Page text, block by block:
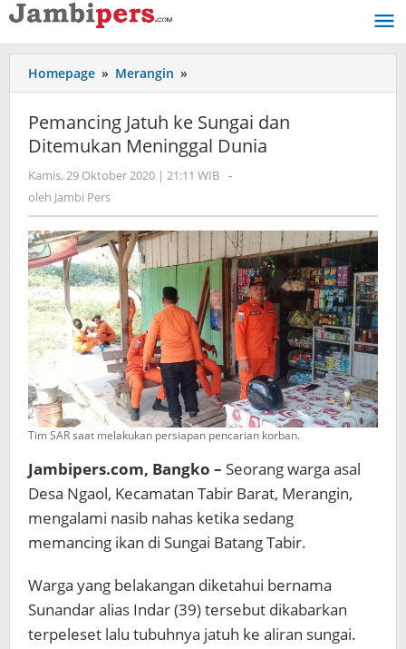
Lewati
ke
konten
Homepage » Merangin »
Jatuh
Sungai
dan
Ditemukan
Pemancing Jatuh ke Sungai dan
Ditemukan Meninggal Dunia
Kamis, 29 Oktober 2020 | 21:11 WIB oleh
-
oleh Jambi Pers
Tim SAR saat melakukan persiapan pencarian korban.
Jambipers.com, Bangko – Seorang warga asal
Desa Ngaol, Kecamatan Tabir Barat, Merangin,
mengalami nasib nahas ketika sedang
memancing ikan di Sungai Batang Tabir.
Warga yang belakangan diketahui bernama
Sunandar alias Indar (39) tersebut dikabarkan
terpeleset lalu tubuhnya jatuh ke aliran sungai.